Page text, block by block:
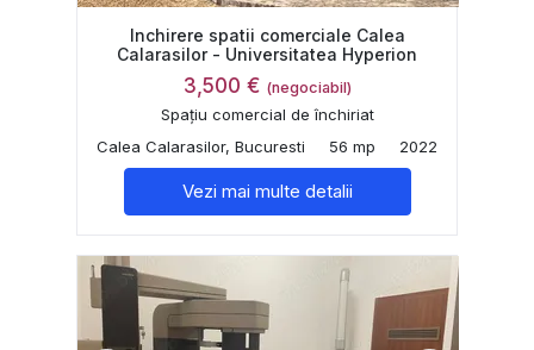
Inchirere spatii comerciale Calea
Calarasilor - Universitatea Hyperion
3,500 € (negociabil)
Spațiu comercial de închiriat
Calea Calarasilor, Bucuresti
56 mp 2022
Vezi mai multe detalii